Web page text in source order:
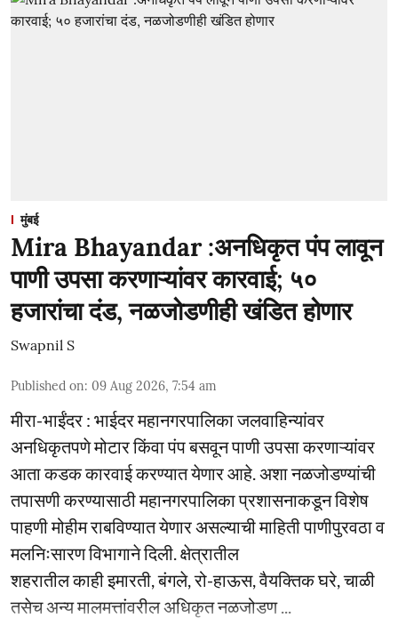
मुंबई
Mira Bhayandar :अनधिकृत पंप लावून
पाणी उपसा करणाऱ्यांवर कारवाई; ५०
हजारांचा दंड, नळजोडणीही खंडित होणार
Swapnil S
Published on: 09 Aug 2026, 7:54 am
मीरा-भाईंदर : भाईदर महानगरपालिका जलवाहिन्यांवर
अनधिकृतपणे मोटार किंवा पंप बसवून पाणी उपसा करणाऱ्यांवर
आता कडक कारवाई करण्यात येणार आहे. अशा नळजोडण्यांची
तपासणी करण्यासाठी महानगरपालिका प्रशासनाकडून विशेष
पाहणी मोहीम राबविण्यात येणार असल्याची माहिती पाणीपुरवठा व
मलनिःसारण विभागाने दिली. क्षेत्रातील
शहरातील काही इमारती, बंगले, रो-हाऊस, वैयक्तिक घरे, चाळी
तसेच अन्य मालमत्तांवरील अधिकृत नळजोडण ...